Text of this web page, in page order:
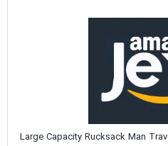
Large Capacity Rucksack Man